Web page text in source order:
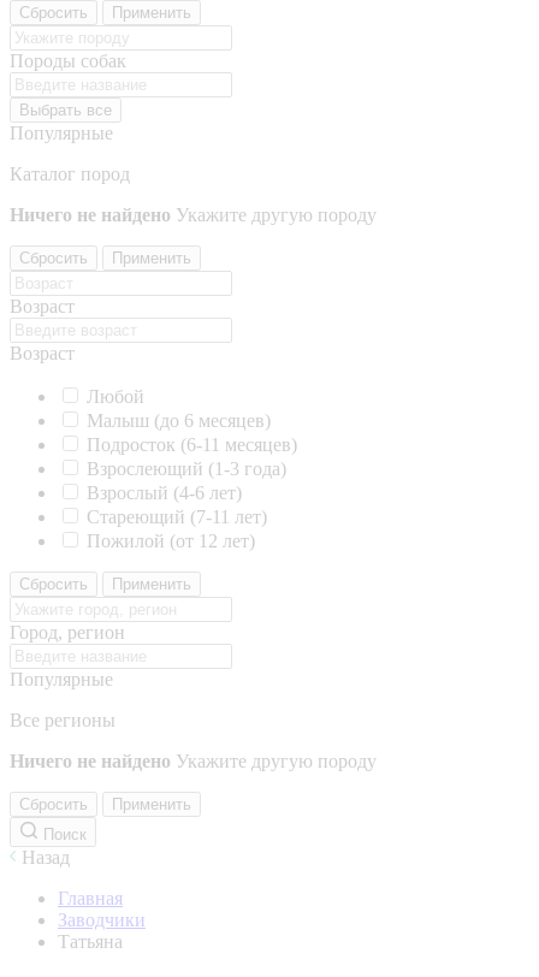
Сбросить Применить
Породы собак
Выбрать все
Популярные
Каталог пород
Ничего не найдено Укажите другую породу
Сбросить Применить
Возраст
Возраст
Любой
Малыш (до 6 месяцев)
Подросток (6-11 месяцев)
Взрослеющий (1-3 года)
Взрослый (4-6 лет)
Стареющий (7-11 лет)
Пожилой (от 12 лет)
Сбросить Применить
Город, регион
Популярные
Все регионы
Ничего не найдено Укажите другую породу
Сбросить
Применить
Поиск
Назад
Главная
Заводчики
Татьяна